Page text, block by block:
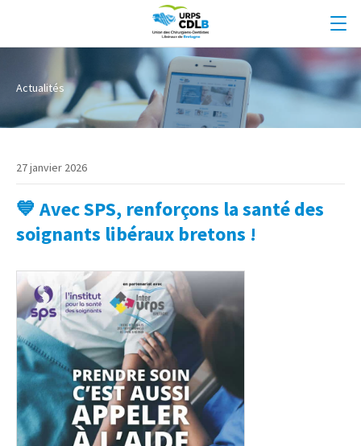
Actualités
27 janvier 2026
💙 Avec SPS, renforçons la santé des
soignants libéraux bretons !